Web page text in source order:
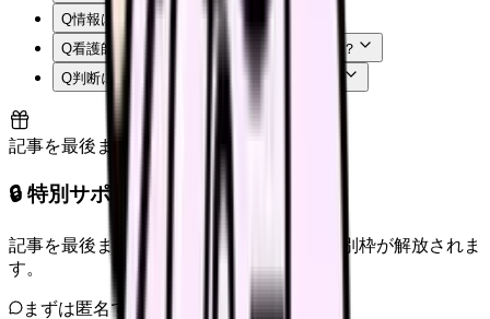
Q情報はいつ時点のものですか？
Q看護師はまず何から確認すればよいですか？
Q判断に迷う場合はどうすればよいですか？
記事を最後まで読むと解放
🔒 特別サポート枠（未開放）
記事を最後まで読むと、転職サポートの特別枠が解放されま
す。
まずは匿名で整理